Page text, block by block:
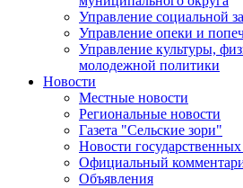
Управление социальной
Управление опеки и
Управление культуры,
молодежной политики
Новости
Местные новости
Региональные новости
Газета "Сельские зори"
Новости
Официальный
Объявления